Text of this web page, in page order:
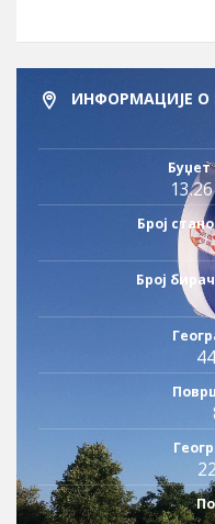
ИНФОРМАЦИЈЕ О
Буџет
Број
Број